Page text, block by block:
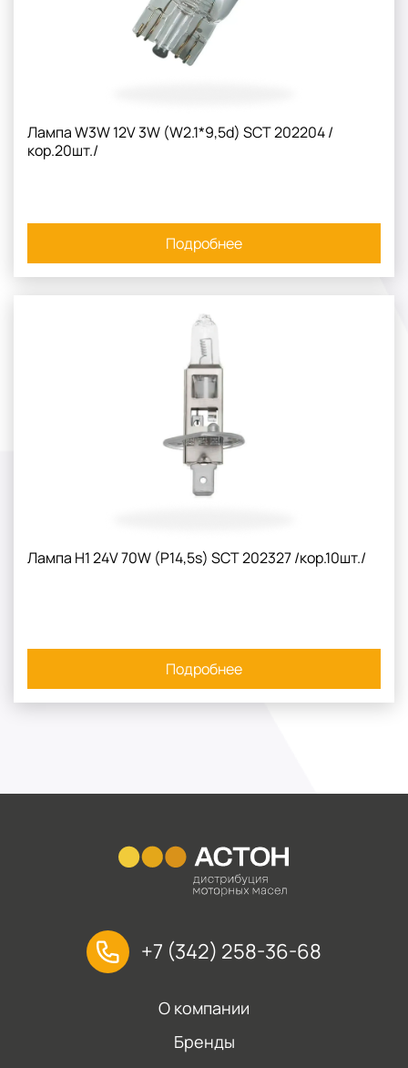
Лампа W3W 12V 3W (W2.1*9,5d) SCT 202204 /
кор.20шт./
Подробнее
Лампа H1 24V 70W (P14,5s) SCT 202327 /кор.10шт./
Подробнее
+7 (342) 258-36-68
О компании
Бренды